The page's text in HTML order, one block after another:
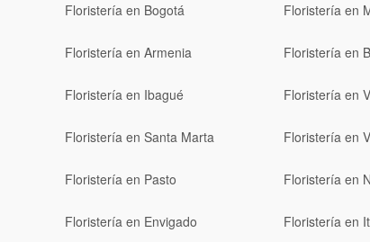
Floristería en Bogotá Floristería en
Floristería en Armenia Floristería en
Floristería en Ibagué Floristería en
Floristería en Santa Marta Floristería en
Floristería en Pasto Floristería en
Floristería en Envigado Floristería en